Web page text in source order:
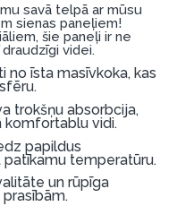
arī apmeklējot mūsu
eID, eParaksts
banka Swedbank,
savā telpā ar mūsu
sienas paneļiem!
šie paneļi ir ne
videi.
no īsta masīvkoka, kas
trokšņu absorbcija,
komfortablu vidi.
papildus
temperatūru.
un rūpīga